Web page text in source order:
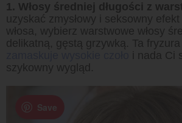
1. Włosy średniej długości z
uzyskać zmysłowy i seksowny
włosa, wybierz warstwowe włosy
delikatną, gęstą grzywką. Ta fryzura
i nada Ci
szykowny wygląd.
Save